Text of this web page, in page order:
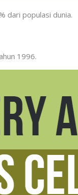
dari populasi dunia.
1996.